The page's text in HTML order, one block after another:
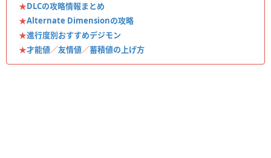
★DLCの攻略情報まとめ
★Alternate Dimensionの攻略
★進行度別おすすめデジモン
★才能値／友情値／蓄積値の上げ方